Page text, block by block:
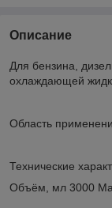
Описание
Для бензина,
охлаждающей
Область
Технические
Объём, мл 3000